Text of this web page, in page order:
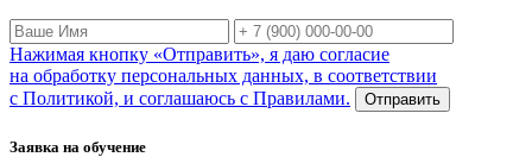
Нажимая кнопку «Отправить», я даю согласие
на обработку персональных данных, в соответствии
с Политикой, и соглашаюсь с Правилами.
Отправить
Заявка на обучение